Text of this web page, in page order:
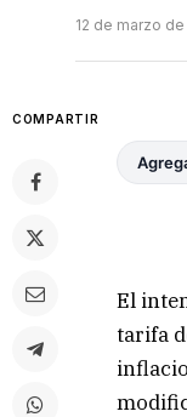
12 de marzo
COMPARTIR
El
tarifa